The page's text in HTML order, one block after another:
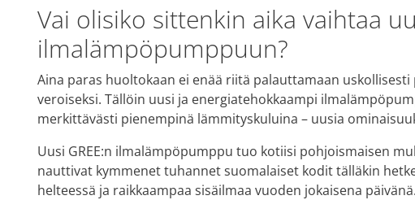
Vai olisiko sittenkin aika vaihtaa
ilmalämpöpumppuun?
Aina paras huoltokaan ei enää riitä palauttamaan
veroiseksi. Tällöin uusi ja energiatehokkaampi
merkittävästi pienempinä lämmityskuluina – uusia
Uusi GREE:n ilmalämpöpumppu tuo kotiisi pohjoismaisen
nauttivat kymmenet tuhannet suomalaiset kodit tälläkin
helteessä ja raikkaampaa sisäilmaa vuoden jokaisena päivänä.